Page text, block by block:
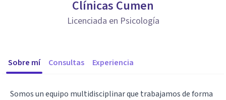
Clínicas Cumen
Licenciada en Psicología
Sobre mí Consultas Experiencia
Somos un equipo multidisciplinar que trabajamos de forma